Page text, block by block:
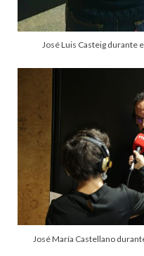
José Luis Casteig durante
José María Castellano